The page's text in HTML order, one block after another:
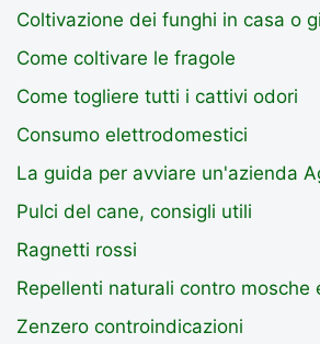
Coltivazione dei funghi in casa o
Come coltivare le fragole
Come togliere tutti i cattivi odori
Consumo elettrodomestici
La guida per avviare un'azienda
Pulci del cane, consigli utili
Ragnetti rossi
Repellenti naturali contro mosche
Zenzero controindicazioni